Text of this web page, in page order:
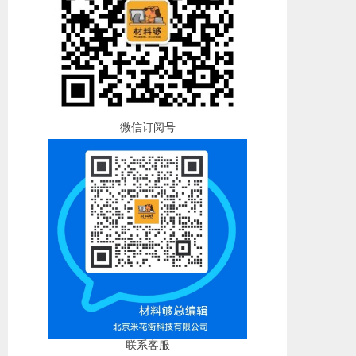
微信订阅号
联系客服